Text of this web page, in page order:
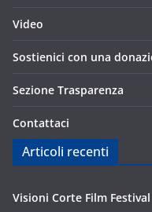
Video
Sostienici con una
Sezione Trasparenza
Contattaci
Articoli recenti
Visioni Corte Film